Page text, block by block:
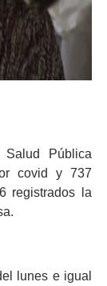
Pública
covid y 737
registrados la
lunes e igual